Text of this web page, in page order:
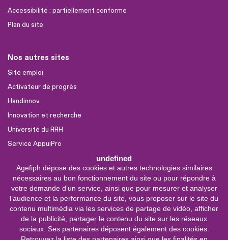
undefined
Agefiph dépose des cookies et autres technologies similaires
nécessaires au bon fonctionnement du site ou pour répondre à
votre demande d’un service, ainsi que pour mesurer et analyser
l’audience et la performance du site, vous proposer sur le site du
contenu multimédia via les services de partage de vidéo, afficher
de la publicité, partager le contenu du site sur les réseaux
sociaux. Ses partenaires déposent également des cookies.
Accessibilité : partiellement conforme
Plan du site
Nos autres sites
Site emploi
Activateur de progrès
Handinnov
Innovation et recherche
Université du RRH
Service AppuiPro
Nous suivre
Youtube
Linkedin
Facebook